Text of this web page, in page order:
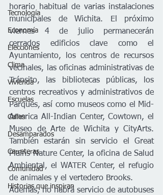
Tecnología
Economía
Elecciones
Clima
Vivienda
Escuelas
Calles
Desamparados
Carreteras
Comunidad
Historias que inspiran
horario habitual de varias instalaciones
municipales de Wichita. El próximo
viernes 4 de julio permanecerán
cerrados edificios clave como el
Ayuntamiento, los centros de recursos
vecinales, las oficinas administrativas de
Tránsito, las bibliotecas públicas, los
centros recreativos y administrativos de
Parques, así como museos como el Mid-
America All-Indian Center, Cowtown, el
Museo de Arte de Wichita y CityArts.
También estarán sin servicio el Great
Plains Nature Center, la oficina de Salud
Ambiental, el WATER Center, el refugio
de animales y el vertedero Brooks.
Además, no habrá servicio de autobuses